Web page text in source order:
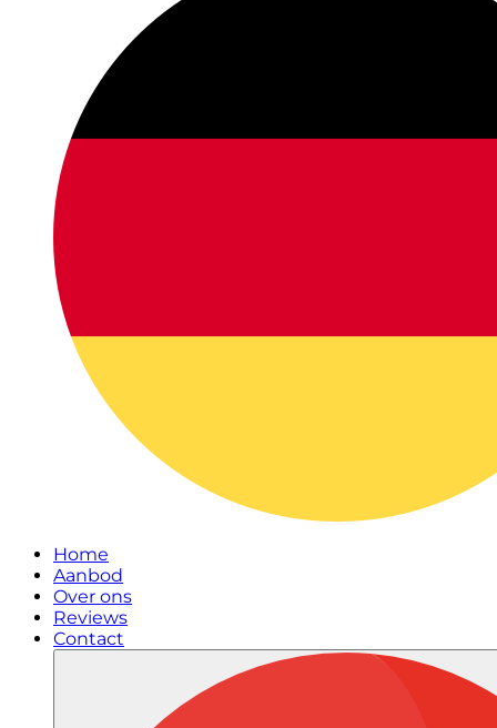
Home
Aanbod
Over ons
Reviews
Contact